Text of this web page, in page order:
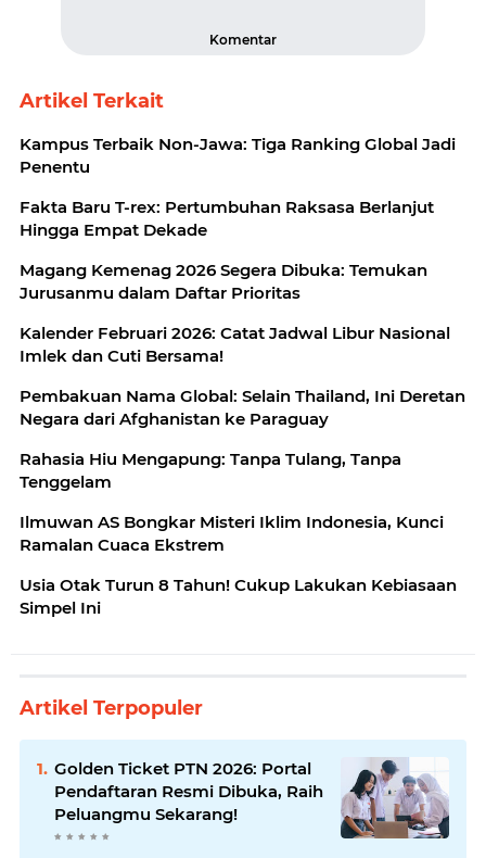
Komentar
Artikel Terkait
Kampus Terbaik Non-Jawa: Tiga Ranking Global Jadi
Penentu
Fakta Baru T-rex: Pertumbuhan Raksasa Berlanjut
Hingga Empat Dekade
Magang Kemenag 2026 Segera Dibuka: Temukan
Jurusanmu dalam Daftar Prioritas
Kalender Februari 2026: Catat Jadwal Libur Nasional
Imlek dan Cuti Bersama!
Pembakuan Nama Global: Selain Thailand, Ini Deretan
Negara dari Afghanistan ke Paraguay
Rahasia Hiu Mengapung: Tanpa Tulang, Tanpa
Tenggelam
Ilmuwan AS Bongkar Misteri Iklim Indonesia, Kunci
Ramalan Cuaca Ekstrem
Usia Otak Turun 8 Tahun! Cukup Lakukan Kebiasaan
Simpel Ini
Artikel Terpopuler
Golden Ticket PTN 2026: Portal
Pendaftaran Resmi Dibuka, Raih
Peluangmu Sekarang!